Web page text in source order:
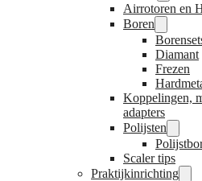
Airrotoren en
Boren
Diamant
Frezen
Koppelingen,
adapters
Polijsten
Scaler tips
Praktijkinrichting